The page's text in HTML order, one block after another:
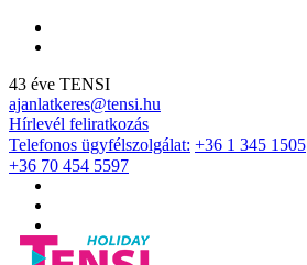
43 éve TENSI
ajanlatkeres@tensi.hu
Hírlevél feliratkozás
Telefonos ügyfélszolgálat: +36 1 345 1505
+36 70 454 5597